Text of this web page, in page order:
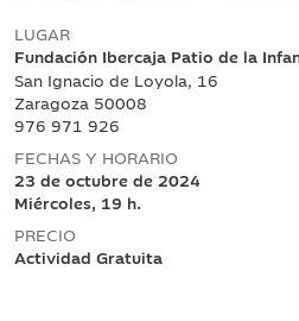
LUGAR
Fundación Ibercaja Patio de la
San Ignacio de Loyola, 16
Zaragoza 50008
976 971 926
FECHAS Y HORARIO
23 de octubre de 2024
Miércoles, 19 h.
PRECIO
Actividad Gratuita